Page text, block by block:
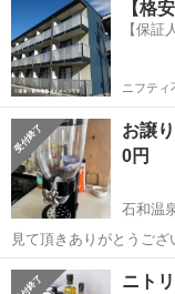
内容 車載用カーナビゲ...
【格
【保証
ニフティ
お譲
0円
石和温
見て頂きありがとうご
使わなくなったのでお
ありますが問題なく使え
山梨 笛吹市 石
ニト